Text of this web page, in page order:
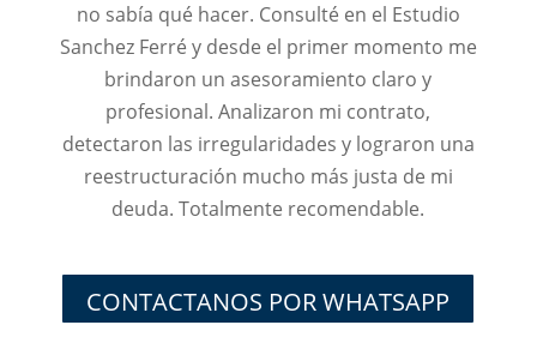
no sabía qué hacer. Consulté en el Estudio
Sanchez Ferré y desde el primer momento me
brindaron un asesoramiento claro y
profesional. Analizaron mi contrato,
detectaron las irregularidades y lograron una
reestructuración mucho más justa de mi
deuda. Totalmente recomendable.
CONTACTANOS POR WHATSAPP